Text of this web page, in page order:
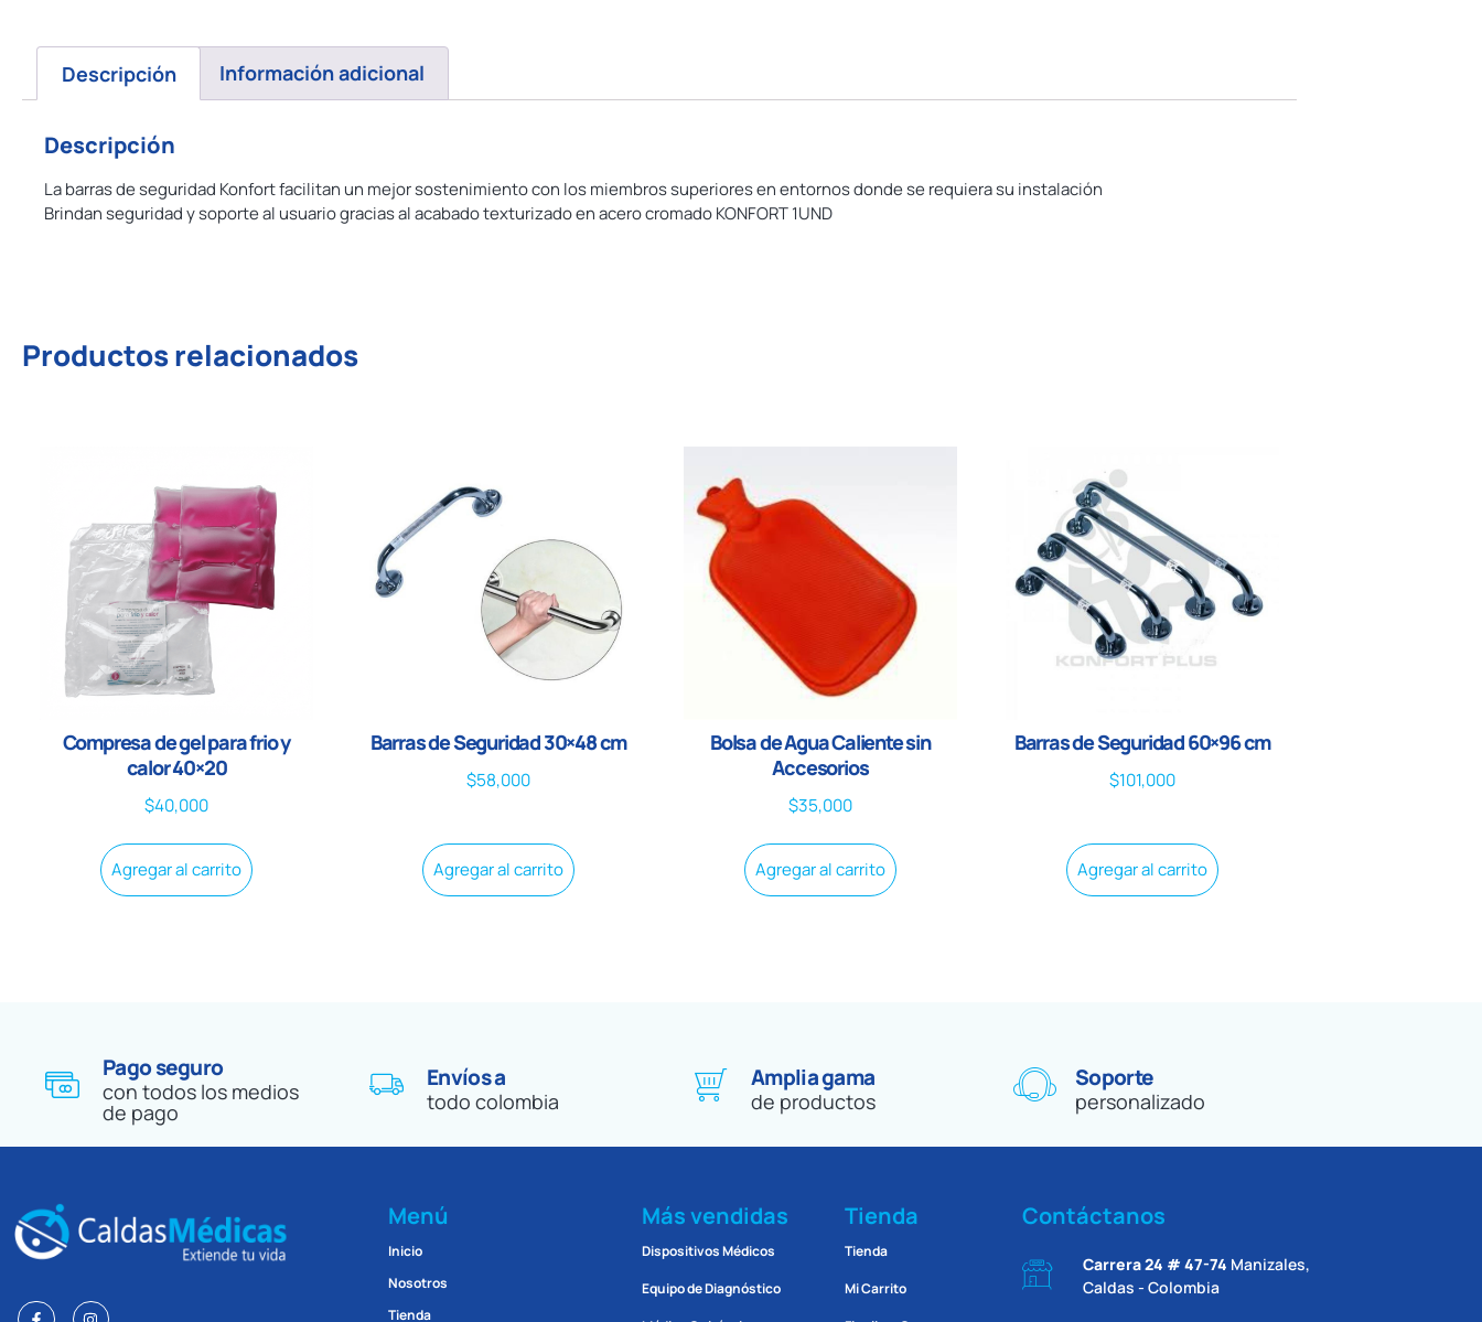
Descripción Información adicional
Descripción
La barras de seguridad Konfort facilitan un mejor sostenimiento con los miembros superiores en entornos donde se requiera su instalación
Brindan seguridad y soporte al usuario gracias al acabado texturizado en acero cromado KONFORT 1UND
Productos relacionados
Compresa de gel para frio y
calor 40×20
$40,000
Agregar al carrito
Barras de Seguridad 30×48 cm
$58,000
Agregar al carrito
Bolsa de Agua Caliente sin
Accesorios
$35,000
Agregar al carrito
Barras de Seguridad 60×96 cm
$101,000
Agregar al carrito
Pago seguro
con todos los medios
de pago
Envíos a
todo colombia
Amplia gama
de productos
Soporte
personalizado
Menú
Inicio
Nosotros
Tienda
Más vendidas
Dispositivos Médicos
Equipo de Diagnóstico
Tienda
Tienda
Mi Carrito
Contáctanos
Carrera 24 # 47-74 Manizales,
Caldas - Colombia